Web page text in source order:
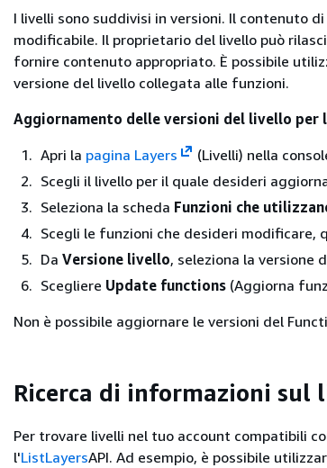
I livelli sono suddivisi in versioni. Il contenuto
modificabile. Il proprietario del livello può
fornire contenuto appropriato. È possibile
versione del livello collegata alle funzioni.
Aggiornamento delle versioni del livello per
Apri la pagina Layers
(Livelli) nella
Scegli il livello per il quale desideri
Seleziona la scheda Funzioni che
Scegli le funzioni che desideri modificare,
Da Versione livello, seleziona la versione
Scegliere Update functions (Aggiorna
Non è possibile aggiornare le versioni del
Ricerca di informazioni sul
Per trovare livelli nel tuo account compatibili
l'ListLayersAPI. Ad esempio, è possibile